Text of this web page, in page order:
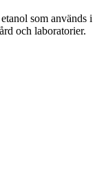
som används i
och laboratorier.